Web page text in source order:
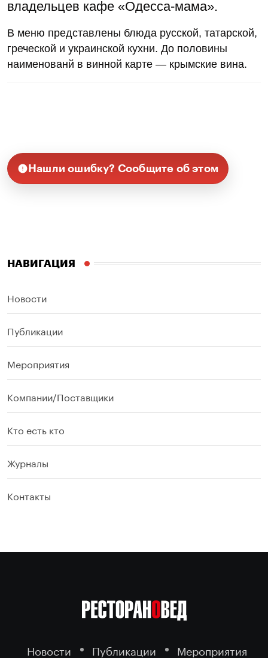
владельцев кафе «Одесса-мама».
В меню представлены блюда русской, татарской,
греческой и украинской кухни. До половины
наименованй в винной карте — крымские вина.
Нашли ошибку? Сообщите об этом
НАВИГАЦИЯ
Новости
Публикации
Мероприятия
Компании/Поставщики
Кто есть кто
Журналы
Контакты
Новости Публикации
Мероприятия